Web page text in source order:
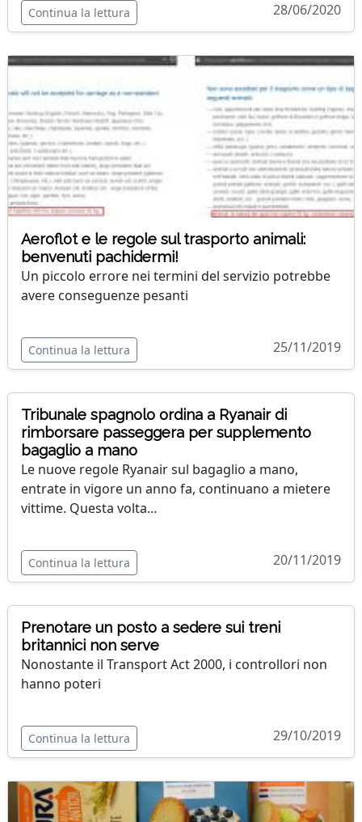
Continua la lettura 28/06/2020
Aeroflot e le regole sul trasporto animali:
benvenuti pachidermi!
Un piccolo errore nei termini del servizio potrebbe
avere conseguenze pesanti
Continua la lettura 25/11/2019
Tribunale spagnolo ordina a Ryanair di
rimborsare passeggera per supplemento
bagaglio a mano
Le nuove regole Ryanair sul bagaglio a mano,
entrate in vigore un anno fa, continuano a mietere
vittime. Questa volta...
Continua la lettura 20/11/2019
Prenotare un posto a sedere sui treni
britannici non serve
Nonostante il Transport Act 2000, i controllori non
hanno poteri
Continua la lettura 29/10/2019